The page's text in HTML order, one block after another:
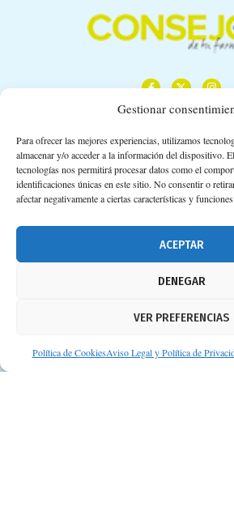
Gestionar
Para ofrecer las mejores experiencias, utilizamos
almacenar y/o acceder a la información del dispositivo.
tecnologías nos permitirá procesar datos como el
identificaciones únicas en este sitio. No consentir o
afectar negativamente a ciertas características y funciones.
ACEPTAR
DENEGAR
VER PREFERENCIAS
Política de CookiesAviso Legal y Política de
Calle Camino de los
Planta 3ª 41092 – Sevilla
674 02 62 03
Aviso legal
Protección de datos personales
Suscripción a Newsletter